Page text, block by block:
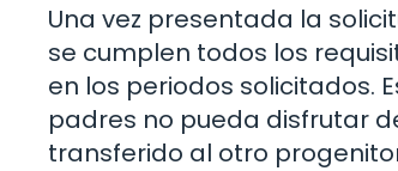
Una vez presentada la
se cumplen todos los
en los periodos solicitados.
padres no pueda disfrutar
transferido al otro